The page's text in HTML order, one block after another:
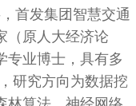
首发集团智慧交通
（原人大经济论
专业博士，具有多
研究方向为数据挖